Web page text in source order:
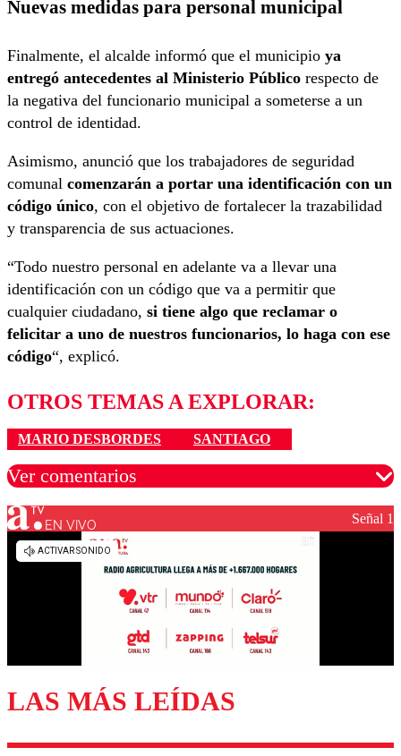
Nuevas medidas para personal municipal
Finalmente, el alcalde informó que el municipio ya
entregó antecedentes al Ministerio Público respecto de
la negativa del funcionario municipal a someterse a un
control de identidad.
Asimismo, anunció que los trabajadores de seguridad
comunal comenzarán a portar una identificación con un
código único, con el objetivo de fortalecer la trazabilidad
y transparencia de sus actuaciones.
“Todo nuestro personal en adelante va a llevar una
identificación con un código que va a permitir que
cualquier ciudadano, si tiene algo que reclamar o
felicitar a uno de nuestros funcionarios, lo haga con ese
código“, explicó.
OTROS TEMAS A EXPLORAR:
MARIO DESBORDES SANTIAGO
Ver comentarios
Los comentarios son moderados para garantizar un
Enviar comentario
EN VIVO Señal 1
LAS MÁS LEÍDAS